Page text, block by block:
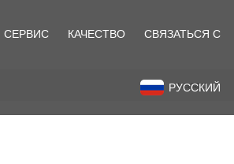
СЕРВИС КАЧЕСТВО СВЯЗАТЬСЯ С
РУССКИЙ
назад